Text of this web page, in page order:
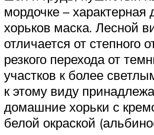
мордочке – характерная
хорьков маска. Лесной
отличается от степного
резкого перехода от
участков к более
к этому виду
домашние хорьки с
белой окраской